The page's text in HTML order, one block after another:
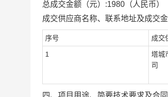
总成交金额（元）:1980 （人民币）
成交供应商名称、联系地址及成交
序号 成交
1
塔城
司
四、项目用途、简要技术要求及合